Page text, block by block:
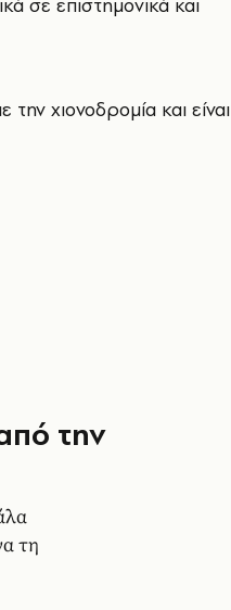
σε επιστημονικά και
χιονοδρομία και είναι
την
τη